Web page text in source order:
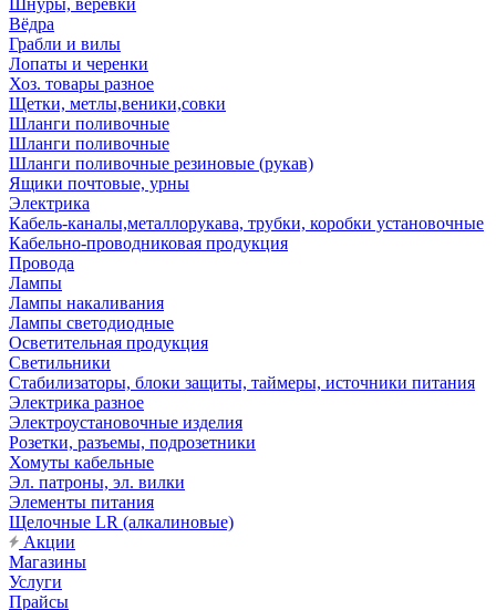
Шнуры, веревки
Вёдра
Грабли и вилы
Лопаты и черенки
Хоз. товары разное
Щетки, метлы,веники,совки
Шланги поливочные
Шланги поливочные
Шланги поливочные резиновые (рукав)
Ящики почтовые, урны
Электрика
Кабель-каналы,металлорукава, трубки, коробки установочные
Кабельно-проводниковая продукция
Провода
Лампы
Лампы накаливания
Лампы светодиодные
Осветительная продукция
Светильники
Стабилизаторы, блоки защиты, таймеры, источники питания
Электрика разное
Электроустановочные изделия
Розетки, разъемы, подрозетники
Хомуты кабельные
Эл. патроны, эл. вилки
Элементы питания
Щелочные LR (алкалиновые)
Акции
Магазины
Услуги
Прайсы